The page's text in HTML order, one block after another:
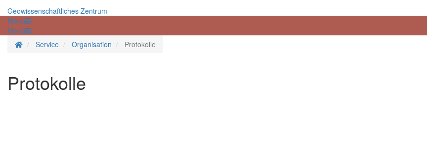
Geowissenschaftliches Zentrum
Menü
Menü
Startseite
Service Organisation Protokolle
Protokolle